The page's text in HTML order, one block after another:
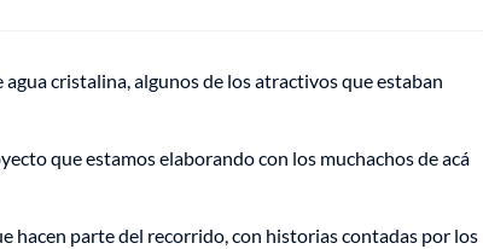
cristalina, algunos de los atractivos que estaban
que estamos elaborando con los muchachos de acá
hacen parte del recorrido, con historias contadas por los